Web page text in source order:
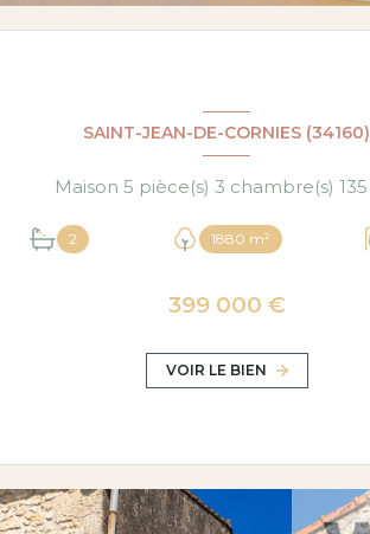
SAINT-JEAN-DE-CORNIES (34160)
2 1880 m²
399 000 €
VOIR LE BIEN